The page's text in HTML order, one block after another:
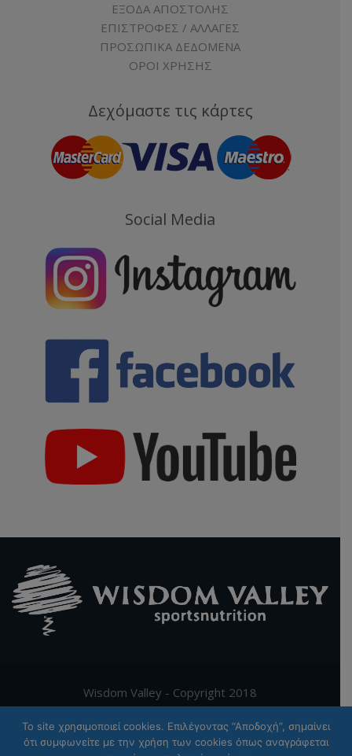
ΕΞΟΔΑ ΑΠΟΣΤΟΛΗΣ
ΕΠΙΣΤΡΟΦΕΣ / ΑΛΛΑΓΕΣ
ΠΡΟΣΩΠΙΚΑ ΔΕΔΟΜΕΝΑ
ΟΡΟΙ ΧΡΗΣΗΣ
Δεχόμαστε τις κάρτες
Social Media
Wisdom Valley - Copyright 2018
Supported byDigy.gr
To site χρησιμοποιεί cookies. Επιλέγοντας “Αποδοχή”, σημαίνει
ότι συμφωνείτε με την χρήση των cookies όπως αναγράφεται